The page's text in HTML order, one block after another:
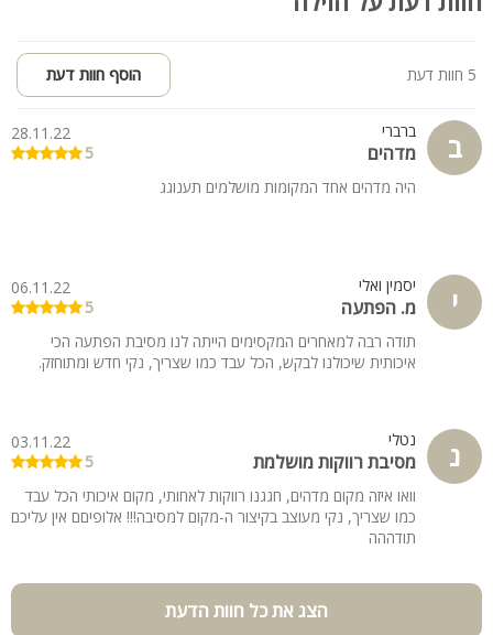
5 חוות דעת הוסף חוות דעת
ב ברברי
מדהים
28.11.22
5
היה מדהים אחד המקומות מושלמים תענוגג
י יסמין ואלי
מ. הפתעה
06.11.22
5
תודה רבה למאחרים המקסימים הייתה לנו מסיבת הפתעה הכי
איכותית שיכולנו לבקש, הכל עבד כמו שצריך, נקי חדש ומתוחזק.
נ נטלי
מסיבת רווקות מושלמת
03.11.22
5
וואו איזה מקום מדהים, חגגנו רווקות לאחותי, מקום איכותי הכל עבד
כמו שצריך, נקי מעוצב בקיצור ה-מקום למסיבה!!! אלופיםם אין עליכם
תודההה
הצג את כל חוות הדעת